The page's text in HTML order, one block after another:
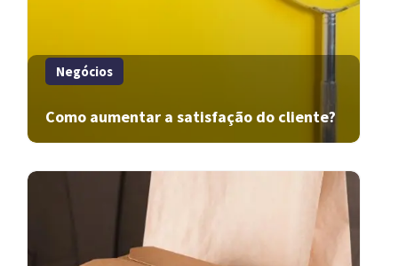
Negócios
Como aumentar a satisfação do cliente?